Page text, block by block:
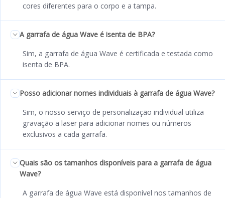
cores diferentes para o corpo e a tampa.
A garrafa de água Wave é isenta de BPA?
Sim, a garrafa de água Wave é certificada e testada como
isenta de BPA.
Posso adicionar nomes individuais à garrafa de água Wave?
Sim, o nosso serviço de personalização individual utiliza
gravação a laser para adicionar nomes ou números
exclusivos a cada garrafa.
Quais são os tamanhos disponíveis para a garrafa de água
Wave?
A garrafa de água Wave está disponível nos tamanhos de